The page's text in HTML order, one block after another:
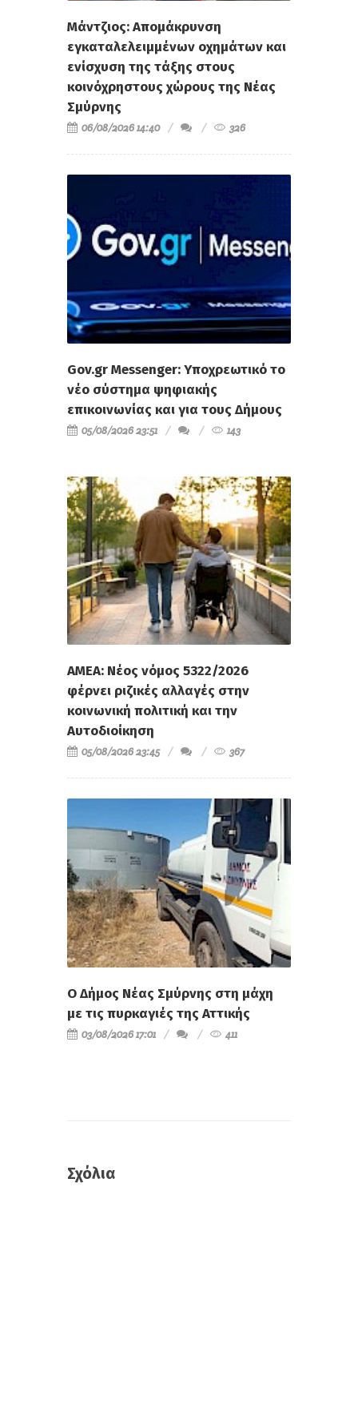
Μάντζιος: Απομάκρυνση
εγκαταλελειμμένων οχημάτων και
ενίσχυση της τάξης στους
κοινόχρηστους χώρους της Νέας
Σμύρνης
06/08/2026 14:40 326
Gov.gr Messenger: Υποχρεωτικό το
νέο σύστημα ψηφιακής
επικοινωνίας και για τους Δήμους
05/08/2026 23:51 143
ΑΜΕΑ: Νέος νόμος 5322/2026
φέρνει ριζικές αλλαγές στην
κοινωνική πολιτική και την
Αυτοδιοίκηση
05/08/2026 23:45 367
Ο Δήμος Νέας Σμύρνης στη μάχη
με τις πυρκαγιές της Αττικής
03/08/2026 17:01 411
Σχόλια